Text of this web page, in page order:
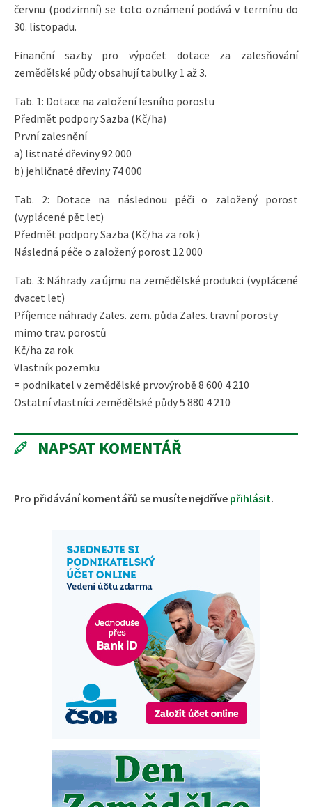
červnu (podzimní) se toto oznámení podává v termínu do
30. listopadu.
Finanční sazby pro výpočet dotace za zalesňování
zemědělské půdy obsahují tabulky 1 až 3.
Tab. 1: Dotace na založení lesního porostu
Předmět podpory Sazba (Kč/ha)
První zalesnění
a) listnaté dřeviny 92 000
b) jehličnaté dřeviny 74 000
Tab. 2: Dotace na následnou péči o založený porost
(vyplácené pět let)
Předmět podpory Sazba (Kč/ha za rok )
Následná péče o založený porost 12 000
Tab. 3: Náhrady za újmu na zemědělské produkci (vyplácené
dvacet let)
Příjemce náhrady Zales. zem. půda Zales. travní porosty
mimo trav. porostů
Kč/ha za rok
Vlastník pozemku
= podnikatel v zemědělské prvovýrobě 8 600 4 210
Ostatní vlastníci zemědělské půdy 5 880 4 210
NAPSAT KOMENTÁŘ
Pro přidávání komentářů se musíte nejdříve přihlásit.